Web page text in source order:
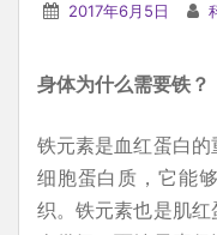
2017年6月5日
身体为什么需要铁？
铁元素是血红蛋白
细胞蛋白质，它能
织。铁元素也是肌